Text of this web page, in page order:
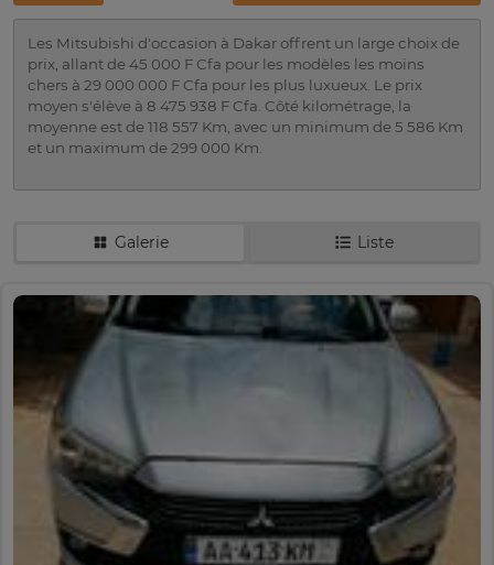
Les Mitsubishi d'occasion à Dakar offrent un large choix de
prix, allant de 45 000 F Cfa pour les modèles les moins
chers à 29 000 000 F Cfa pour les plus luxueux. Le prix
moyen s'élève à 8 475 938 F Cfa. Côté kilométrage, la
moyenne est de 118 557 Km, avec un minimum de 5 586 Km
et un maximum de 299 000 Km.
Galerie Liste